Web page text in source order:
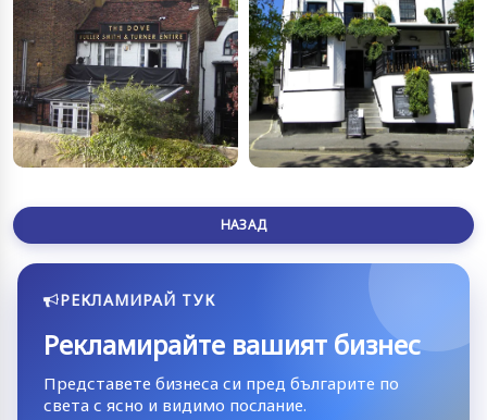
НАЗАД
РЕКЛАМИРАЙ ТУК
Рекламирайте вашият бизнес
Представете бизнеса си пред българите по
света с ясно и видимо послание.